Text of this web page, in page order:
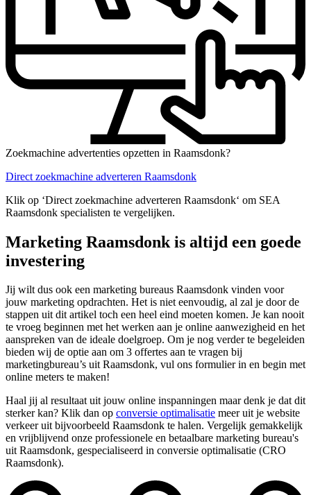
Zoekmachine advertenties opzetten in Raamsdonk?
Direct zoekmachine adverteren Raamsdonk
Klik op ‘Direct zoekmachine adverteren Raamsdonk‘ om SEA
Raamsdonk specialisten te vergelijken.
Marketing Raamsdonk is altijd een goede
investering
Jij wilt dus ook een marketing bureaus Raamsdonk vinden voor
jouw marketing opdrachten. Het is niet eenvoudig, al zal je door de
stappen uit dit artikel toch een heel eind moeten komen. Je kan nooit
te vroeg beginnen met het werken aan je online aanwezigheid en het
aanspreken van de ideale doelgroep. Om je nog verder te begeleiden
bieden wij de optie aan om 3 offertes aan te vragen bij
marketingbureau’s uit Raamsdonk, vul ons formulier in en begin met
online meters te maken!
Haal jij al resultaat uit jouw online inspanningen maar denk je dat dit
sterker kan? Klik dan op conversie optimalisatie meer uit je website
verkeer uit bijvoorbeeld Raamsdonk te halen. Vergelijk gemakkelijk
en vrijblijvend onze professionele en betaalbare marketing bureau's
uit Raamsdonk, gespecialiseerd in conversie optimalisatie (CRO
Raamsdonk).